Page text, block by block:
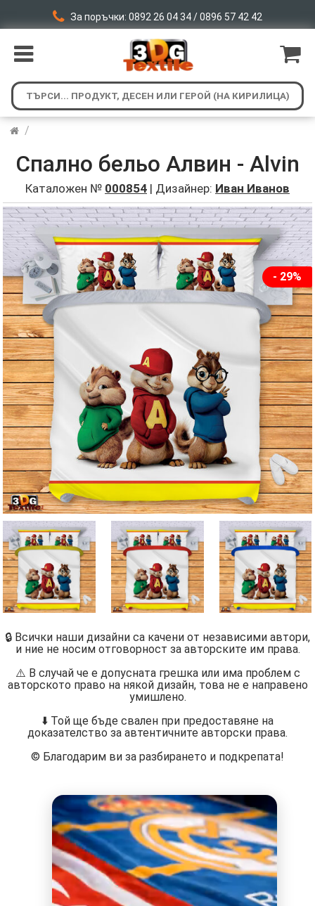
За поръчки: 0892 26 04 34 / 0896 57 42 42
/
Спално бельо Алвин - Alvin
Каталожен № 000854 | Дизайнер: Иван Иванов
- 29%
🔒 Всички наши дизайни са качени от независими автори,
и ние не носим отговорност за авторските им права.
⚠️ В случай че е допусната грешка или има проблем с
авторското право на някой дизайн, това не е направено
умишлено.
⬇️ Той ще бъде свален при предоставяне на
доказателство за автентичните авторски права.
©️ Благодарим ви за разбирането и подкрепата!